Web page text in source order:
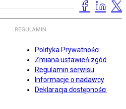
REGULAMIN
Polityka Prywatności
Zmiana ustawień zgód
Regulamin serwisu
Informacje o nadawcy
Deklaracja dostępności